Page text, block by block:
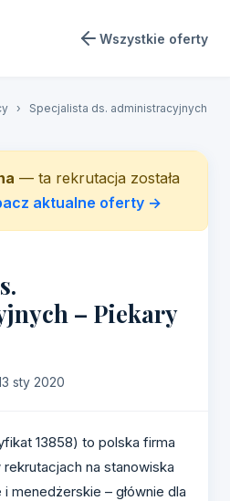
Wszystkie oferty
›
Specjalista ds. administracyjnych
— ta rekrutacja została
aktualne oferty →
– Piekary
sty 2020
13858) to polska firma
na stanowiska
menedżerskie – głównie dla